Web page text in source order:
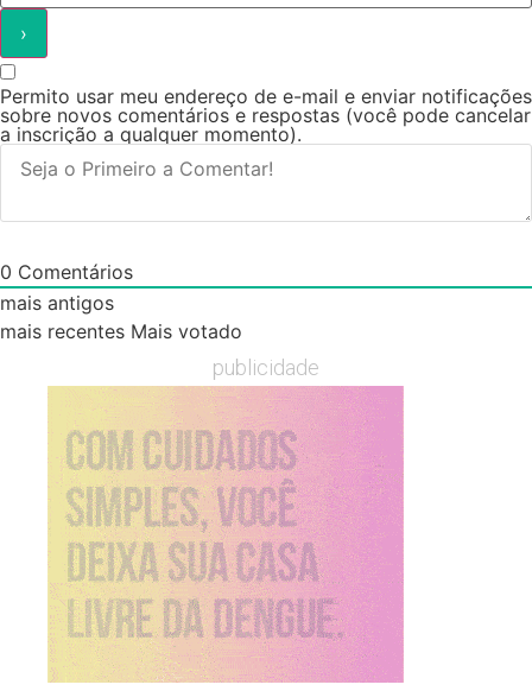
Permito usar meu endereço de e-mail e enviar notificações
sobre novos comentários e respostas (você pode cancelar
a inscrição a qualquer momento).
0 Comentários
mais antigos
mais recentes Mais votado
publicidade